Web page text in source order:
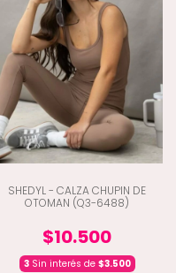
SHEDYL - CALZA CHUPIN DE
OTOMAN (Q3-6488)
$10.500
3Sin interés de $3.500